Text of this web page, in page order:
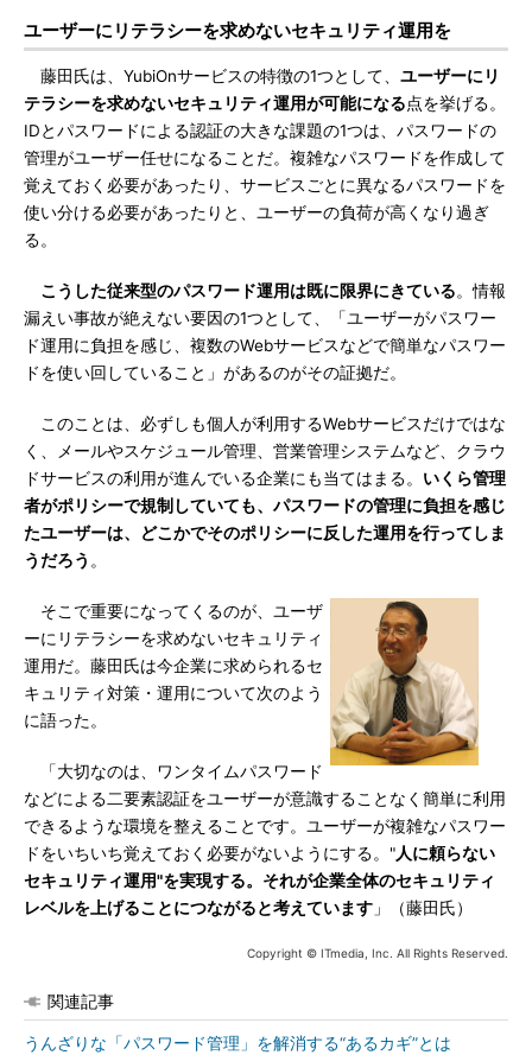
ユーザーにリテラシーを求めないセキュリティ運用を
藤田氏は、YubiOnサービスの特徴の1つとして、 ユーザーにリ
テラシーを求めないセキュリティ運用が可能になる点を挙げる。
IDとパスワードによる認証の大きな課題の1つは、パスワードの
管理がユーザー任せになることだ。複雑なパスワードを作成して
覚えておく必要があったり、サービスごとに異なるパスワードを
使い分ける必要があったりと、ユーザーの負荷が高くなり過ぎ
る。
こうした従来型のパスワード運用は既に限界にきている。情報
漏えい事故が絶えない要因の1つとして、「ユーザーがパスワー
ド運用に負担を感じ、複数のWebサービスなどで簡単なパスワー
ドを使い回していること」があるのがその証拠だ。
このことは、必ずしも個人が利用するWebサービスだけではな
く、メールやスケジュール管理、営業管理システムなど、クラウ
ドサービスの利用が進んでいる企業にも当てはまる。 いくら管理
者がポリシーで規制していても、パスワードの管理に負担を感じ
たユーザーは、どこかでそのポリシーに反した運用を行ってしま
うだろう 。
そこで重要になってくるのが、ユーザ
ーにリテラシーを求めないセキュリティ
運用だ。藤田氏は今企業に求められるセ
キュリティ対策・運用について次のよう
に語った。
「大切なのは、ワンタイムパスワード
などによる二要素認証をユーザーが意識することなく簡単に利用
できるような環境を整えることです。ユーザーが複雑なパスワー
ドをいちいち覚えておく必要がないようにする。"人に頼らない
セキュリティ運用"を実現する。それが企業全体のセキュリティ
レベルを上げることにつながると考えています 」（藤田氏）
Copyright © ITmedia, Inc. All Rights Reserved.
関連記事
うんざりな「パスワード管理」を解消する“あるカギ”とは